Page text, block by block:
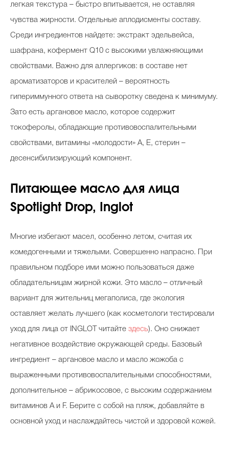
легкая текстура – быстро впитывается, не оставляя
чувства жирности. Отдельные аплодисменты составу.
Среди ингредиентов найдете: экстракт эдельвейса,
шафрана, кофермент Q10 с высокими увлажняющими
свойствами. Важно для аллергиков: в составе нет
ароматизаторов и красителей – вероятность
гипериммунного ответа на сыворотку сведена к минимуму.
Зато есть аргановое масло, которое содержит
токоферолы, обладающие противовоспалительными
свойствами, витамины «молодости» А, Е, стерин –
десенсибилизирующий компонент.
Питающее масло для лица
Spotlight Drop, Inglot
Многие избегают масел, особенно летом, считая их
комедогенными и тяжелыми. Совершенно напрасно. При
правильном подборе ими можно пользоваться даже
обладательницам жирной кожи. Это масло – отличный
вариант для жительниц мегаполиса, где экология
оставляет желать лучшего (как косметологи тестировали
уход для лица от INGLOT читайте здесь). Оно снижает
негативное воздействие окружающей среды. Базовый
ингредиент – аргановое масло и масло жожоба с
выраженными противовоспалительными способностями,
дополнительное – абрикосовое, с высоким содержанием
витаминов А и F. Берите с собой на пляж, добавляйте в
основной уход и наслаждайтесь чистой и здоровой кожей.